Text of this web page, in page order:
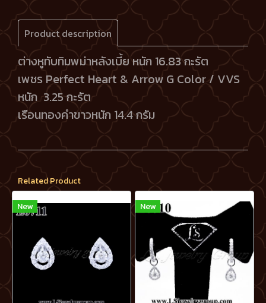
Product description
ต่างหูทับทิมพม่าหลังเบี้ย หนัก 16.83 กะรัต
เพชร Perfect Heart & Arrow G Color / VVS
หนัก 3.25 กะรัต
เรือนทองคำขาวหนัก 14.4 กรัม
Related Product
New New